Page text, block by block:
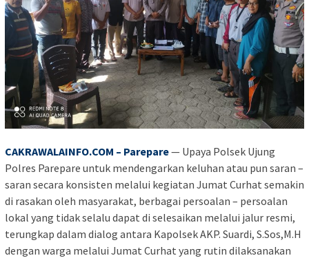
CAKRAWALAINFO.COM – Parepare— Upaya Polsek Ujung
Polres Parepare untuk mendengarkan keluhan atau pun saran –
saran secara konsisten melalui kegiatan Jumat Curhat semakin
di rasakan oleh masyarakat, berbagai persoalan – persoalan
lokal yang tidak selalu dapat di selesaikan melalui jalur resmi,
terungkap dalam dialog antara Kapolsek AKP. Suardi, S.Sos,M.H
dengan warga melalui Jumat Curhat yang rutin dilaksanakan